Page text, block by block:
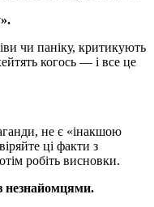
чи паніку, критикують
когось — і все це
не є «інакшою
ці факти з
робіть висновки.
незнайомцями.